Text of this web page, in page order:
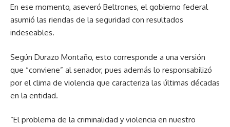
En ese momento, aseveró Beltrones, el gobierno federal
asumió las riendas de la seguridad con resultados
indeseables.
Según Durazo Montaño, esto corresponde a una versión
que “conviene” al senador, pues además lo responsabilizó
por el clima de violencia que caracteriza las últimas décadas
en la entidad.
“El problema de la criminalidad y violencia en nuestro